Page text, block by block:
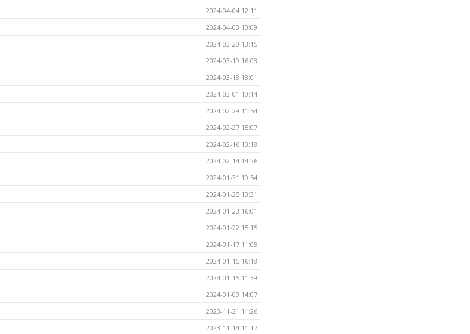
2024-04-04 12:11
2024-04-03 10:09
2024-03-20 13:15
2024-03-19 16:08
2024-03-18 13:01
2024-03-01 10:14
2024-02-29 11:54
2024-02-27 15:07
2024-02-16 13:18
2024-02-14 14:26
2024-01-31 10:54
2024-01-25 13:31
2024-01-23 16:01
2024-01-22 15:15
2024-01-17 11:08
2024-01-15 16:18
2024-01-15 11:39
2024-01-09 14:07
2023-11-21 11:26
2023-11-14 11:17